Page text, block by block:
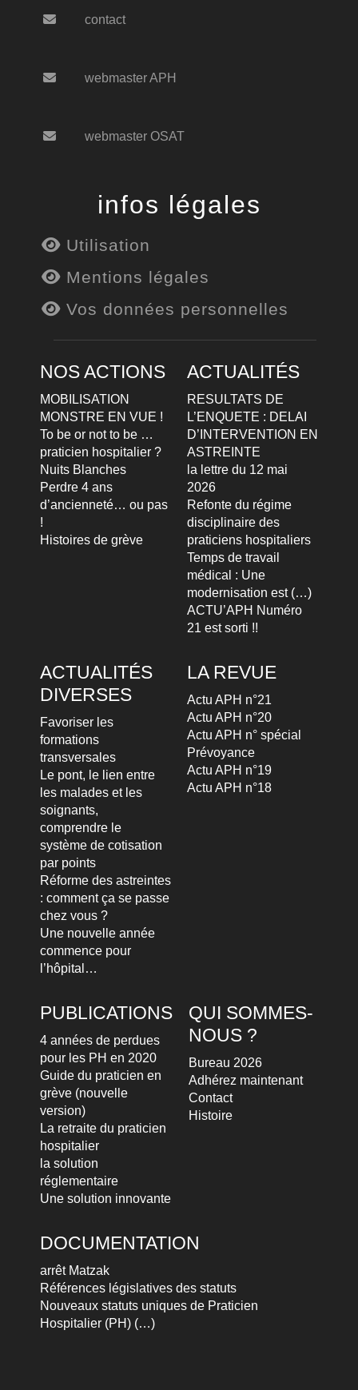
contact
webmaster APH
webmaster OSAT
infos légales
Utilisation
Mentions légales
Vos données personnelles
NOS ACTIONS
MOBILISATION
MONSTRE EN VUE !
To be or not to be …
praticien hospitalier ?
Nuits Blanches
Perdre 4 ans
d’ancienneté… ou pas
!
Histoires de grève
ACTUALITÉS
RESULTATS DE
L’ENQUETE : DELAI
D’INTERVENTION EN
ASTREINTE
la lettre du 12 mai
2026
Refonte du régime
disciplinaire des
praticiens hospitaliers
Temps de travail
médical : Une
modernisation est (…)
ACTU’APH Numéro
21 est sorti !!
ACTUALITÉS
DIVERSES
Favoriser les
formations
transversales
Le pont, le lien entre
les malades et les
soignants,
comprendre le
système de cotisation
par points
Réforme des astreintes
: comment ça se passe
chez vous ?
Une nouvelle année
commence pour
l’hôpital…
LA REVUE
Actu APH n°21
Actu APH n°20
Actu APH n° spécial
Prévoyance
Actu APH n°19
Actu APH n°18
PUBLICATIONS
4 années de perdues
pour les PH en 2020
Guide du praticien en
grève (nouvelle
version)
La retraite du praticien
hospitalier
la solution
réglementaire
Une solution innovante
QUI SOMMES-
NOUS ?
Bureau 2026
Adhérez maintenant
Contact
Histoire
DOCUMENTATION
arrêt Matzak
Références législatives des statuts
Nouveaux statuts uniques de Praticien
Hospitalier (PH) (…)